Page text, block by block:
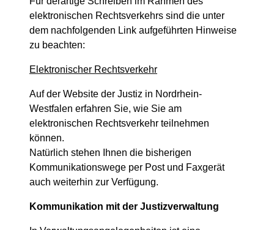
elektronischen Rechtsverkehrs sind die unter
dem nachfolgenden Link aufgeführten Hinweise
zu beachten:
Elektronischer Rechtsverkehr
Auf der Website der Justiz in Nordrhein-
Westfalen erfahren Sie, wie Sie am
elektronischen Rechtsverkehr teilnehmen
können.
Natürlich stehen Ihnen die bisherigen
Kommunikationswege per Post und Faxgerät
auch weiterhin zur Verfügung.
Kommunikation mit der Justizverwaltung